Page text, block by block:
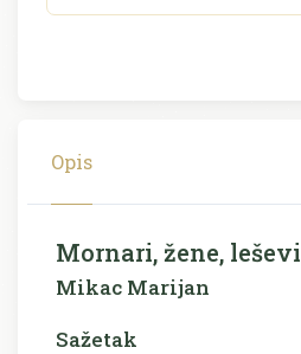
Opis
Mornari, žene, leševi
Mikac Marijan
Sažetak